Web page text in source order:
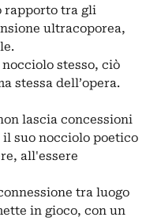
rapporto tra gli
ultracoporea,
nocciolo stesso, ciò
stessa dell’opera.
lascia concessioni
suo nocciolo poetico
all'essere
tra luogo
in gioco, con un